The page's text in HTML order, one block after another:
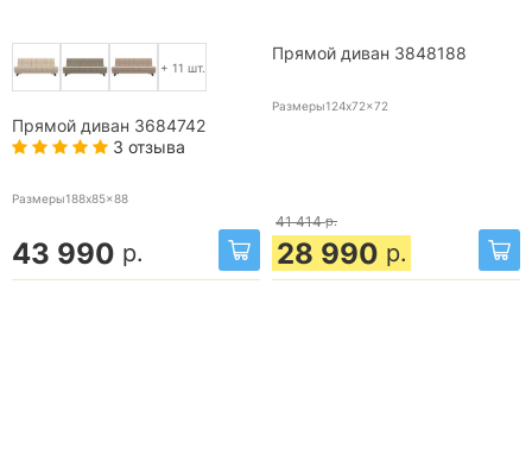
+ 11 шт.
Прямой диван 3684742
3 отзыва
Размеры188x85x88
43 990 р.
Прямой диван 3848188
Размеры124x72x72
41 414 р.
28 990 р.